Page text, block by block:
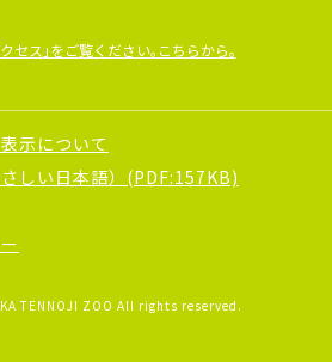
セス｣をご覧ください｡こちらから｡
示について
しい日本語）(PDF:157KB)
TENNOJI ZOO All rights reserved.